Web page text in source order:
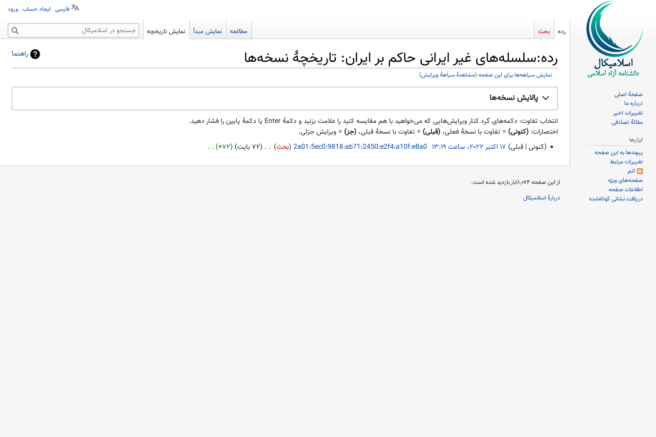
راهنما رده:سلسله‌های غیر ایرانی حاکم بر ایران: تاریخچهٔ نسخه‌ها
نمایش سیاهه‌ها برای این صفحه(مشاهدهٔ سیاههٔ ویرایش)
پرش
ناوبری
پرش
جستجو
پالایش نسخه‌ها
انتخاب تفاوت: دکمه‌های گرد کنار ویرایش‌هایی که می‌خواهید با هم مقایسه کنید را علامت بزنید و دکمهٔ Enter یا دکمهٔ پایین را فشار دهید.
اختصارات: (کنونی) = تفاوت با نسخهٔ فعلی، (قبلی) = تفاوت با نسخهٔ قبلی، (جز) = ویرایش جزئی.
‏۱۷
کنونی قبلی 2a01:5ec0:9818:ab71:2450:e2f4:a10f:e8a0 بحث ۷۲ بایت +۷۲
د
و
خ
فارسی ایجاد حساب ورود
رده بحث مطالعه نمایش مبدأ نمایش تاریخچه جستجو
صفحهٔ اصلی
درباره ما
تغییرات اخیر
مقالهٔ تصادفی
ابزارها
پیوندها به این صفحه
تغییرات مرتبط
اتم
صفحه‌های ویژه
اطلاعات صفحه
دریافت نشانی کوتاه‌شده
از این صفحه ۱۱٬۰۷۴بار بازدید شده است.
دربارهٔ اسلامیکال